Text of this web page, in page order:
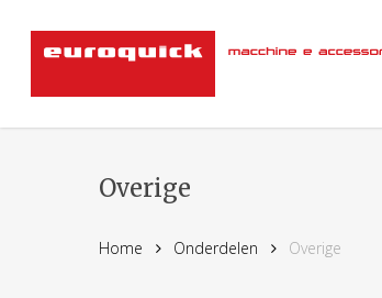
content
Overige
Home Onderdelen Overige